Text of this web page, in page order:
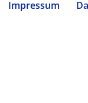
Impressum